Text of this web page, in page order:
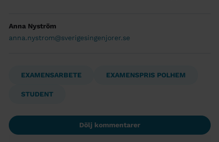
Anna Nyström
anna.nystrom@sverigesingenjorer.se
EXAMENSARBETE EXAMENSPRIS POLHEM
STUDENT
Dölj kommentarer